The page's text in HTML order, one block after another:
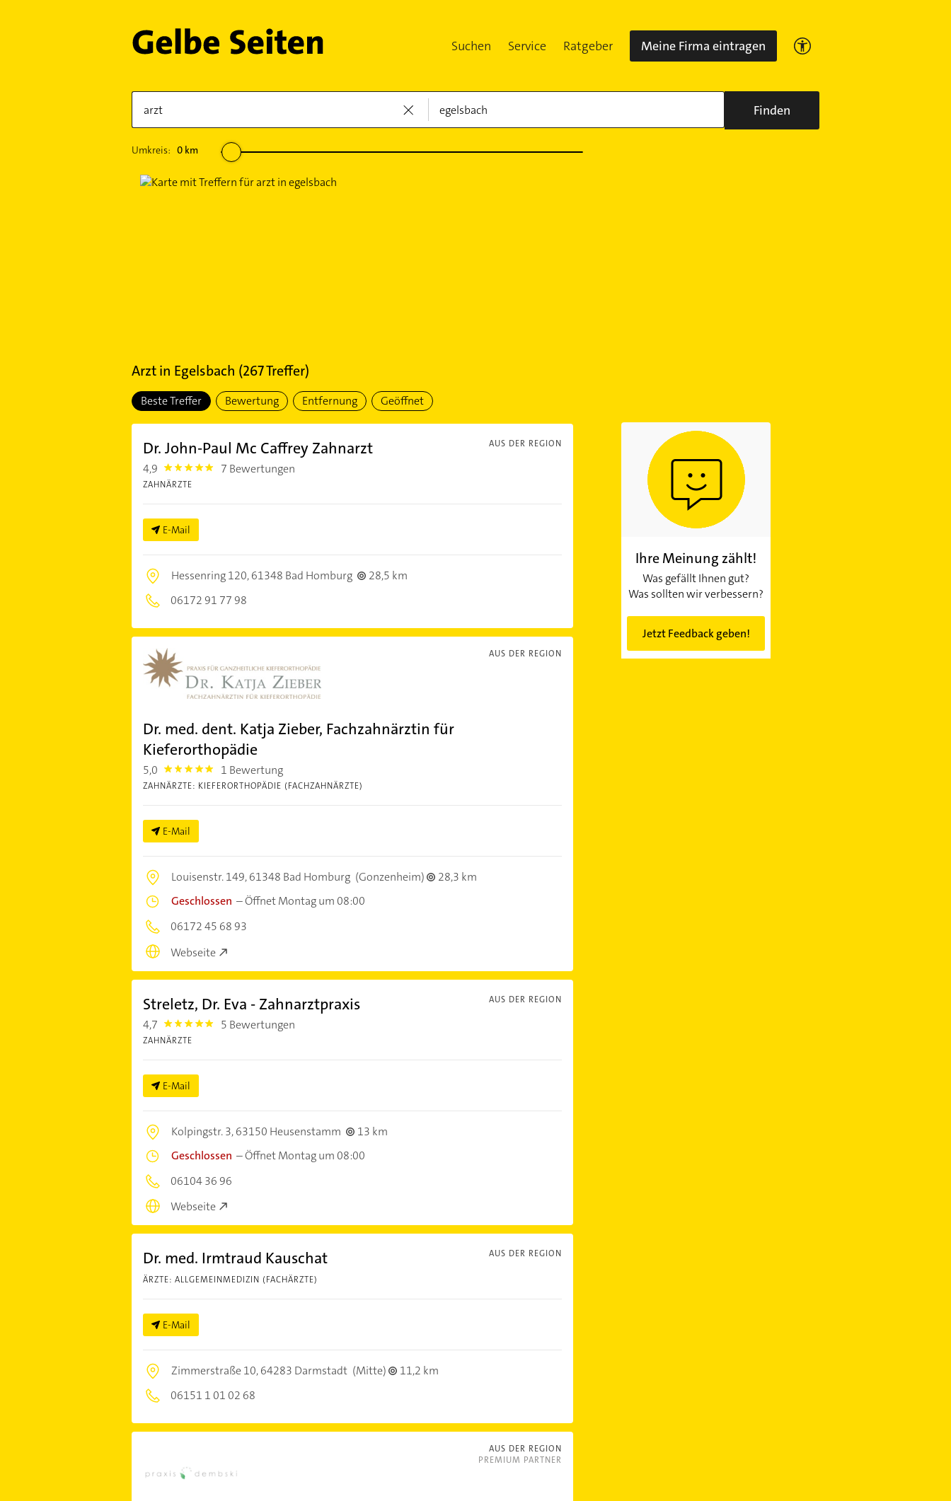
Suchen Service Ratgeber Meine Firma eintragen
Finden
Umkreis: 0km
Arztin Egelsbach (267Treffer)
Beste Treffer Bewertung Entfernung Geöffnet
AUS DER REGION
Dr. John-Paul Mc Caffrey Zahnarzt
4,9 4.9 7 Bewertungen
ZAHNÄRZTE
E-Mail
Hessenring 120,61348 Bad Homburg
28,5 km
06172 91 77 98
AUS DER REGION
Dr. med. dent. Katja Zieber, Fachzahnärztin für
Kieferorthopädie
5,0 5.0 1 Bewertung
ZAHNÄRZTE: KIEFERORTHOPÄDIE (FACHZAHNÄRZTE)
E-Mail
Louisenstr. 149,61348 Bad Homburg (Gonzenheim)
28,3 km
Geschlossen –Öffnet Montag um 08:00
06172 45 68 93
Webseite
AUS DER REGION
Streletz, Dr. Eva - Zahnarztpraxis
4,7 4.7000003 5 Bewertungen
ZAHNÄRZTE
E-Mail
Kolpingstr. 3,63150 Heusenstamm
13 km
Geschlossen –Öffnet Montag um 08:00
06104 36 96
Webseite
AUS DER REGION
Dr. med. Irmtraud Kauschat
ÄRZTE: ALLGEMEINMEDIZIN (FACHÄRZTE)
E-Mail
Zimmerstraße 10,64283 Darmstadt (Mitte)
11,2 km
06151 1 01 02 68
AUS DER REGION
PREMIUM PARTNER
Ihre Meinung zählt!
Was gefällt Ihnen gut?
Was sollten wir verbessern?
Jetzt Feedback geben!